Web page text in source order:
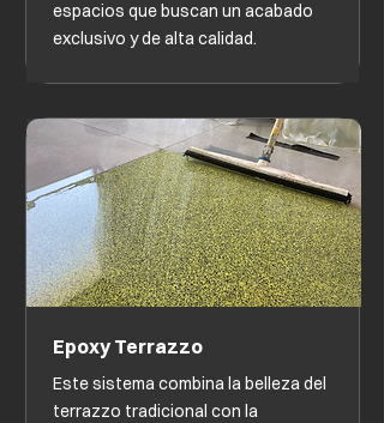
espacios que buscan un acabado
exclusivo y de alta calidad.
Epoxy Terrazzo
Este sistema combina la belleza del
terrazzo tradicional con la